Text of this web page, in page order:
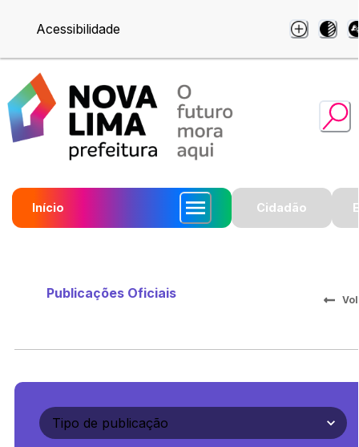
Acessibilidade
Início Cidadão
Publicações Oficiais